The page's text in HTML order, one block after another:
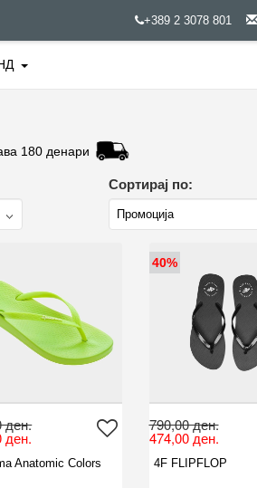
+389 2 3078 801
180 денари
Сортирај по:
ден.
ден.
Anatomic Colors
40%
790,00 ден.
474,00 ден.
4F FLIPFLOP